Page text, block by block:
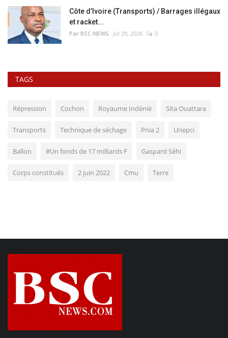
Côte d’Ivoire (Transports) / Barrages illégaux
et racket...
Par BSC-NEWS Jul 29, 2026 0
TAGS
Répression Cochon Royaume Indénié Sita Ouattara
Transports Technique de séchage Pnia 2 Unepci
Ballon #Un fonds de 17 milliards F Gaspard Séhi
Corps constitués 2 juin 2022 Cmu Terre